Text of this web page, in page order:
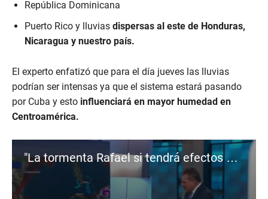
República Dominicana
Puerto Rico y lluvias dispersas al este de Honduras,
Nicaragua y nuestro país.
El experto enfatizó que para el día jueves las lluvias
podrían ser intensas ya que el sistema estará pasando
por Cuba y esto influenciará en mayor humedad en
Centroamérica.
"La tormenta Rafael si tendrá efectos en Centroamérica": Moisés Urbina